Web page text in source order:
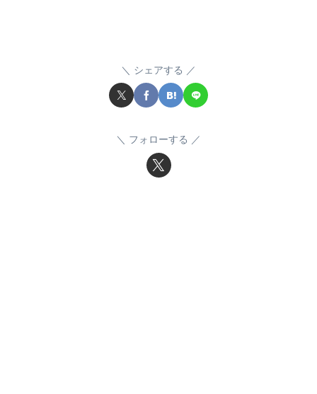
シェアする
フォローする